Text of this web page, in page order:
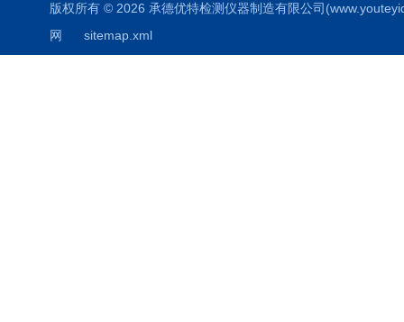
版权所有 © 2026 承德优特检测仪器制造有限公司
网
sitemap.xml